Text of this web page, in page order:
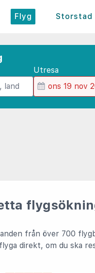
Flyg Storstad
Utresa
från över 700
direkt, om du ska